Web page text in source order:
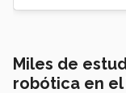
Miles de
robótica en el